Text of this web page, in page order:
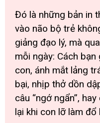
Đó là những bản in
vào não bộ trẻ
giảng đạo lý, mà
mỗi ngày: Cách
con, ánh mắt lảng
bại, nhịp thở dồn
câu “ngớ ngẩn”,
lại khi con lỡ làm đổ